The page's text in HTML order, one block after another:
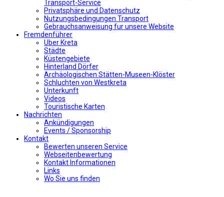
Transport-Service
Privatsphäre und Datenschutz
Nutzungsbedingungen Transport
Gebrauchsanweisung fur unsere Website
Fremdenführer
Uber Kreta
Städte
Küstengebiete
Hinterland Dörfer
Archäologischen Stätten-Museen-Klöster
Schluchten von Westkreta
Unterkunft
Videos
Touristische Karten
Nachrichten
Ankündigungen
Events / Sponsorship
Kontakt
Bewerten unseren Service
Webseitenbewertung
Kontakt Informationen
Links
Wo Sie uns finden